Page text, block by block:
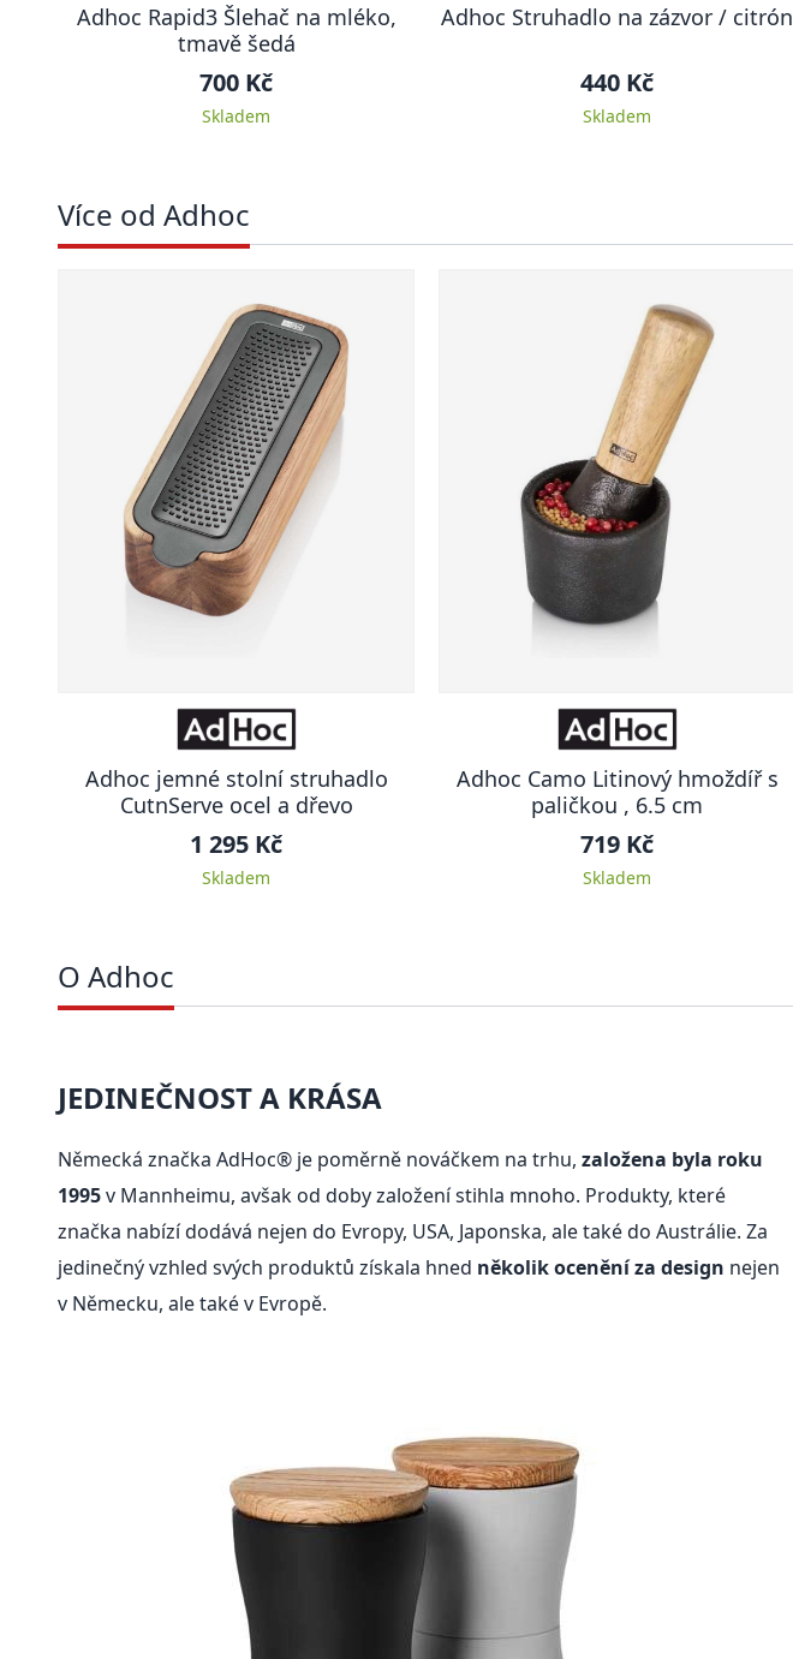
Adhoc Rapid3 Šlehač na mléko,
tmavě šedá
700 Kč
Skladem
Adhoc Struhadlo na zázvor / citrón
440 Kč
Skladem
Více od Adhoc
Adhoc jemné stolní struhadlo
CutnServe ocel a dřevo
1 295 Kč
Skladem
Adhoc Camo Litinový hmoždíř s
paličkou , 6.5 cm
719 Kč
Skladem
O Adhoc
JEDINEČNOST A KRÁSA
Německá značka AdHoc® je poměrně nováčkem na trhu, založena byla roku
1995v Mannheimu, avšak od doby založení stihla mnoho. Produkty, které
značka nabízí dodává nejen do Evropy, USA, Japonska, ale také do Austrálie. Za
jedinečný vzhled svých produktů získala hned několik ocenění za design nejen
v Německu, ale také v Evropě.